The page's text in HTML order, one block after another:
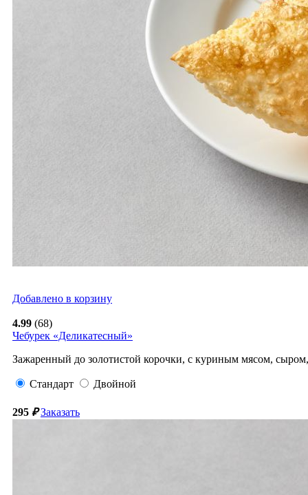
Добавлено в корзину
4.99 (68)
Чебурек «Деликатесный»
Зажаренный до золотистой корочки, с куриным мясом,
Стандарт Двойной
295 ₽ Заказать